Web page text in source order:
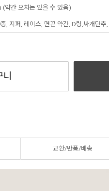
약간 오차는 있을 수 있음)
, 지퍼, 레이스, 면끈 약간, D링,싸개단
교환/반품/배송